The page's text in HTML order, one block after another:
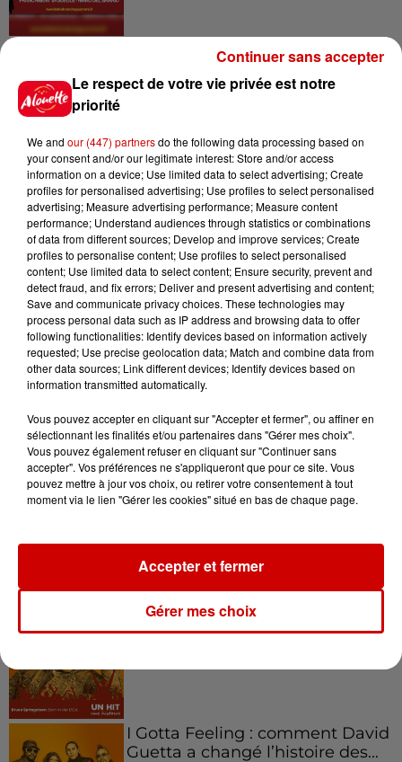
Le Duel - Gagnez vos entrées
pour l'un des zoos de nos
régions !
Destination Vacances - Gagnez
votre séjour en famille au cœur
de la...
Podcasts Voir plus
Kelly Massol, figure
emblématique de
l'entrepreneuriat féminin
Aménager un school bus au
Canada et accueillir les bleus à
Born in the U.S.A - Bruce
Springsteen : la chanson que
I Gotta Feeling : comment David
Guetta a changé l’histoire des...
Le respect de votre vie privée est notre
priorité
We and our (447) partnersdo the following data processing based on
your consent and/or our legitimate interest: Store and/or access
information on a device; Use limited data to select advertising; Create
profiles for personalised advertising; Use profiles to select personalised
advertising; Measure advertising performance; Measure content
performance; Understand audiences through statistics or combinations
of data from different sources; Develop and improve services; Create
profiles to personalise content; Use profiles to select personalised
content; Use limited data to select content; Ensure security, prevent and
detect fraud, and fix errors; Deliver and present advertising and content;
Save and communicate privacy choices. These technologies may
process personal data such as IP address and browsing data to offer
following functionalities: Identify devices based on information actively
requested; Use precise geolocation data; Match and combine data from
other data sources; Link different devices; Identify devices based on
information transmitted automatically.
Vous pouvez accepter en cliquant sur "Accepter et fermer", ou affiner en
sélectionnant les finalités et/ou partenaires dans "Gérer mes choix".
Vous pouvez également refuser en cliquant sur "Continuer sans
accepter". Vos préférences ne s'appliqueront que pour ce site. Vous
pouvez mettre à jour vos choix, ou retirer votre consentement à tout
moment via le lien "Gérer les cookies" situé en bas de chaque page.
Gérer mes choix
Accepter et fermer
Continuer sans accepter